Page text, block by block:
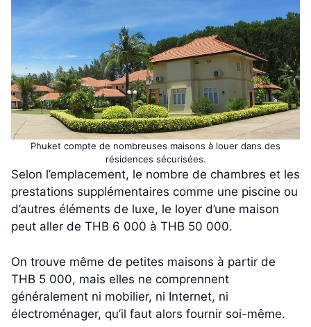
Phuket compte de nombreuses maisons à louer dans des
résidences sécurisées.
Selon l’emplacement, le nombre de chambres et les
prestations supplémentaires comme une piscine ou
d’autres éléments de luxe, le loyer d’une maison
peut aller de THB 6 000 à THB 50 000.
On trouve même de petites maisons à partir de
THB 5 000, mais elles ne comprennent
généralement ni mobilier, ni Internet, ni
électroménager, qu’il faut alors fournir soi-même.